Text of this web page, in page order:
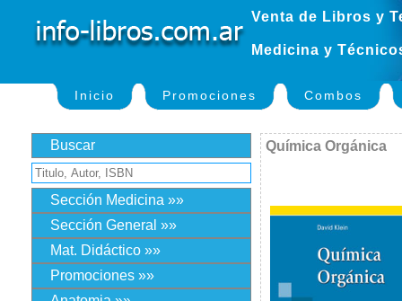
Venta de Libros y
Medicina y
Inicio Promociones Combos
Buscar
Sección Medicina »»
Sección General »»
Mat. Didáctico »»
Promociones »»
Química Orgánica